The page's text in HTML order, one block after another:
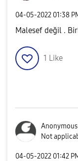
‎04-05-2022 01:38
Malesef değil .
1 Like
Anonymous
Not
‎04-05-2022 01:42